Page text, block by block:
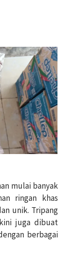
mulai banyak
ringan khas
unik. Tripang
juga dibuat
berbagai